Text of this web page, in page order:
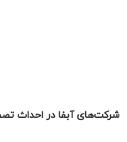
شرکت‌های آبفا در احداث